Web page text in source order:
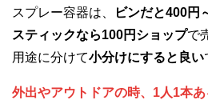
スプレー容器は、 ビンだと400円
スティックなら100円ショップで
用途に分けて小分けにすると良い
外出やアウトドアの時、1人1本